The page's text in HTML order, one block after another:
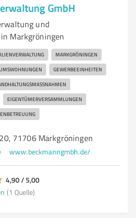
GmbH
und
Markgröningen
MARKGRÖNINGEN
GEWERBEEINHEITEN
EIGENTÜMERVERSAMMLUNGEN
71706 Markgröningen
www.beckmanngmbh.de/
4,90 / 5,00
(1 Quelle)